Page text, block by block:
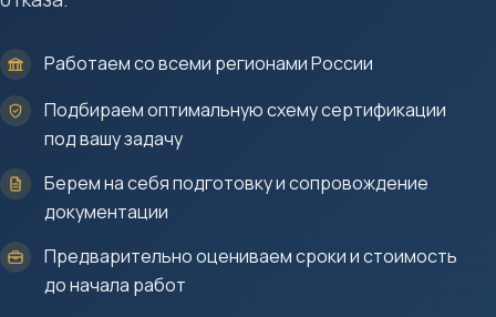
Работаем со всеми регионами России
Подбираем оптимальную схему сертификации
под вашу задачу
Берем на себя подготовку и сопровождение
документации
Предварительно оцениваем сроки и стоимость
до начала работ